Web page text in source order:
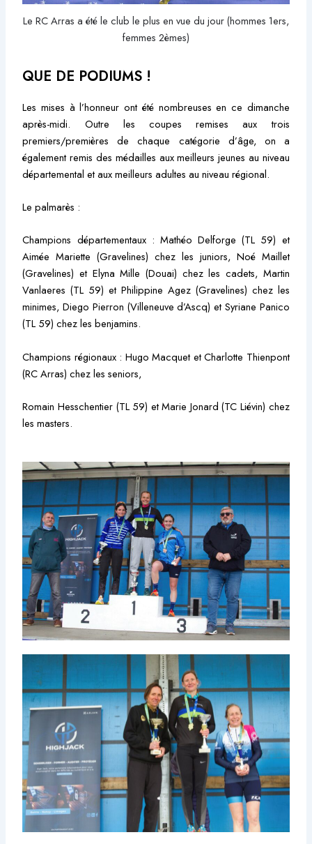
Le RC Arras a été le club le plus en vue du jour (hommes 1ers,
femmes 2èmes)
QUE DE PODIUMS !
Les mises à l’honneur ont été nombreuses en ce dimanche
après-midi. Outre les coupes remises aux trois
premiers/premières de chaque catégorie d’âge, on a
également remis des médailles aux meilleurs jeunes au niveau
départemental et aux meilleurs adultes au niveau régional.
Le palmarès :
Champions départementaux : Mathéo Delforge (TL 59) et
Aimée Mariette (Gravelines) chez les juniors, Noé Maillet
(Gravelines) et Elyna Mille (Douai) chez les cadets, Martin
Vanlaeres (TL 59) et Philippine Agez (Gravelines) chez les
minimes, Diego Pierron (Villeneuve d’Ascq) et Syriane Panico
(TL 59) chez les benjamins.
Champions régionaux : Hugo Macquet et Charlotte Thienpont
(RC Arras) chez les seniors,
Romain Hesschentier (TL 59) et Marie Jonard (TC Liévin) chez
les masters.